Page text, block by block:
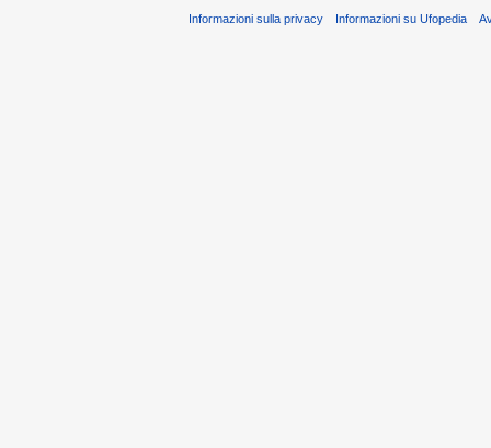
Informazioni sulla privacy Informazioni su Ufopedia